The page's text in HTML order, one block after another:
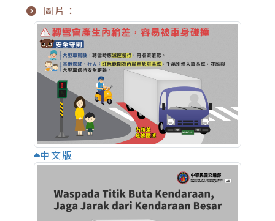
圖片：
中文版